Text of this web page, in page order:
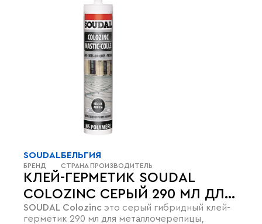
КЛЕЙ-ГЕРМЕТИК SOUDAL
COLOZINC СЕРЫЙ 290 МЛ ДЛЯ
МЕТАЛЛОЧЕРЕПИЦЫ
SOUDAL Colozinc
герметик 290 мл для металлочерепицы,
SOUDAL
БРЕНД
БЕЛЬГИЯ
СТРАНА ПРОИЗВОДИТЕЛЬ